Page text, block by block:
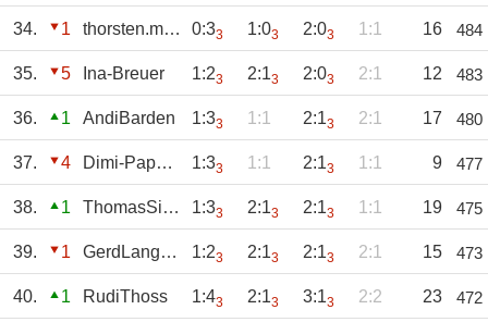
34. 1 thorsten.müller 0:33 1:03 2:03 1:1 16 484
35. 5 Ina-Breuer 1:23 2:13 2:03 2:1 12 483
36. 1 AndiBarden 1:33 1:1 2:13 2:1 17 480
37. 4 Dimi-Pappas 1:33 1:1 2:13 1:1 9 477
38. 1 ThomasSinthern 1:33 2:13 2:13 1:1 19 475
39. 1 GerdLangendonk 1:23 2:13 2:13 2:1 15 473
40. 1 RudiThoss 1:43 2:13 3:13 2:2 23 472